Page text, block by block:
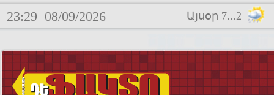
23:29 08/09/2026 Այսօր 7...2